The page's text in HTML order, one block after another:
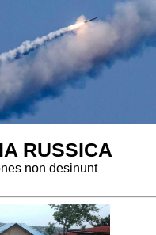
RUSSICA
non desinunt